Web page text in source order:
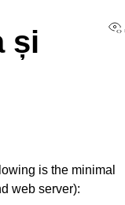
și
is the minimal
web server):